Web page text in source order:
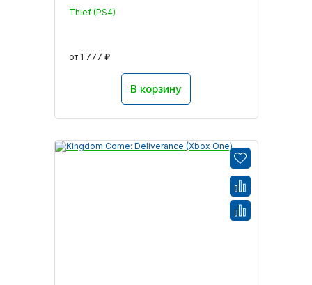
Thief (PS4)
от 1 777 ₽
В корзину